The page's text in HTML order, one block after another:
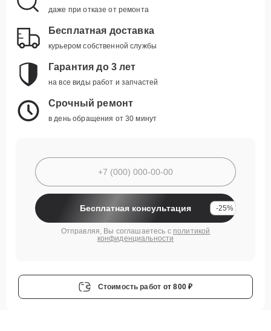
даже при отказе от ремонта
Бесплатная доставка
курьером собственной службы
Гарантия до 3 лет
на все виды работ и запчастей
Срочный ремонт
в день обращения от 30 минут
Бесплатная консультация -25%
Отправляя, Вы соглашаетесь с политикой
конфиденциальности
Стоимость работ от 800 ₽